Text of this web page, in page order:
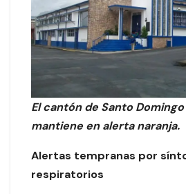
El cantón de Santo
mantiene en alerta naranja.
Alertas tempranas por
respiratorios